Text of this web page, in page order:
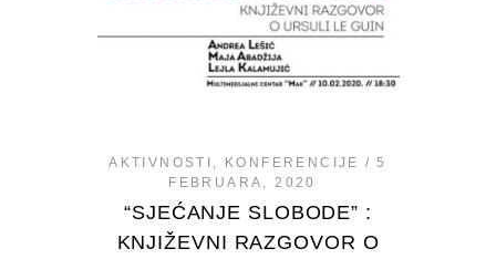
AKTIVNOSTI KONFERENCIJE
5
FEBRUARA, 2020
“SJEĆANJE SLOBODE” :
KNJIŽEVNI RAZGOVOR O